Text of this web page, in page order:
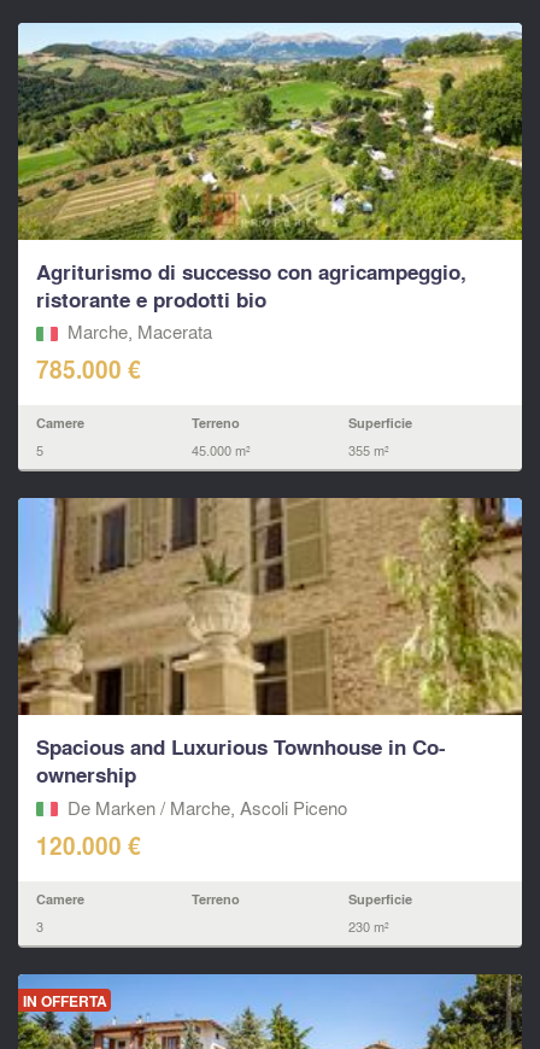
Agriturismo di successo con agricampeggio,
ristorante e prodotti bio
Marche, Macerata‎
785.000 €
Camere
5
Terreno
45.000 m²
Superficie
355 m²
Spacious and Luxurious Townhouse in Co-
ownership
De Marken / Marche, Ascoli Piceno‎
120.000 €
Camere
3
Terreno Superficie
230 m²
IN OFFERTA